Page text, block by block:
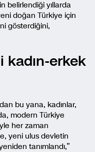
belirlendiği yıllarda
doğan Türkiye için
gösterdiğini,
kadın-erkek
bu yana, kadınlar,
modern Türkiye
her zaman
yeni ulus devletin
tanımlandı,”